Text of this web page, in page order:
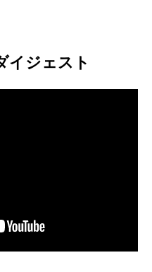
イジェスト